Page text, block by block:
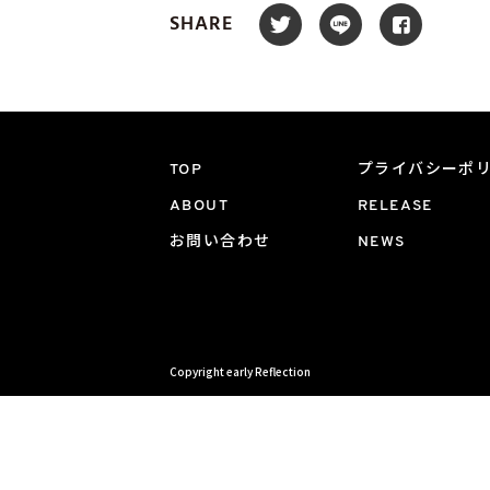
SHARE
TOP プライバシーポ
ABOUT RELEASE
お問い合わせ NEWS
Copyright early Reflection